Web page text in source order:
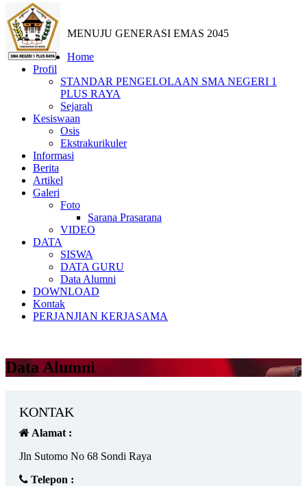
MENUJU GENERASI EMAS 2045
Home
Profil
STANDAR PENGELOLAAN SMA NEGERI 1
PLUS RAYA
Sejarah
Kesiswaan
Osis
Ekstrakurikuler
Informasi
Berita
Artikel
Galeri
Foto
Sarana Prasarana
VIDEO
DATA
SISWA
DATA GURU
Data Alumni
DOWNLOAD
Kontak
PERJANJIAN KERJASAMA
Data Alumni
KONTAK
Alamat :
Jln Sutomo No 68 Sondi Raya
Telepon :